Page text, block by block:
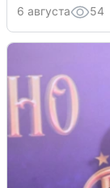
6 августа 54